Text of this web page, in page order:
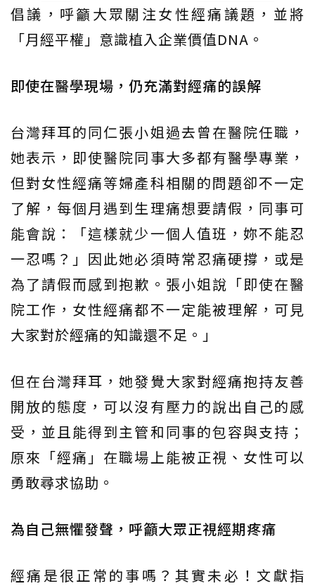
倡議，呼籲大眾關注女性經痛議題，並將
「月經平權」意識植入企業價值DNA。
即使在醫學現場，仍充滿對經痛的誤解
台灣拜耳的同仁張小姐過去曾在醫院任職，
她表示，即使醫院同事大多都有醫學專業，
但對女性經痛等婦產科相關的問題卻不一定
了解，每個月遇到生理痛想要請假，同事可
能會說：「這樣就少一個人值班，妳不能忍
一忍嗎？」因此她必須時常忍痛硬撐，或是
為了請假而感到抱歉。張小姐說「即使在醫
院工作，女性經痛都不一定能被理解，可見
大家對於經痛的知識還不足。」
但在台灣拜耳，她發覺大家對經痛抱持友善
開放的態度，可以沒有壓力的說出自己的感
受，並且能得到主管和同事的包容與支持；
原來「經痛」在職場上能被正視、女性可以
勇敢尋求協助。
為自己無懼發聲，呼籲大眾正視經期疼痛
經痛是很正常的事嗎？其實未必！文獻指